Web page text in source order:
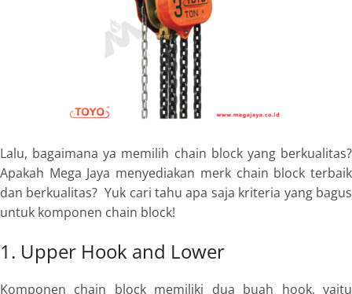
Lalu, bagaimana ya memilih chain block yang berkualitas?
Apakah Mega Jaya menyediakan merk chain block terbaik
dan berkualitas? Yuk cari tahu apa saja kriteria yang bagus
untuk komponen chain block!
1. Upper Hook and Lower
Komponen chain block memiliki dua buah hook, yaitu